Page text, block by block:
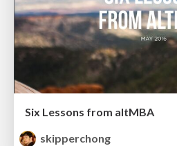
Six Lessons from altMBA
skipperchong